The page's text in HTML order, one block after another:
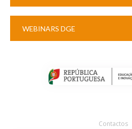
WEBINARS DGE
Contactos